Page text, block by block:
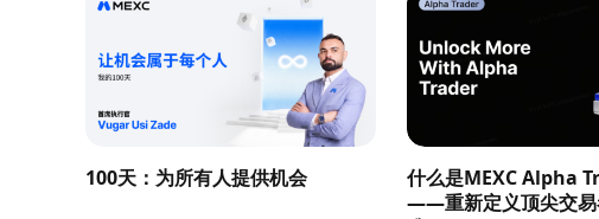
100天：为所有人提供机会
什么是MEXC Alpha
——重新定义顶尖交易